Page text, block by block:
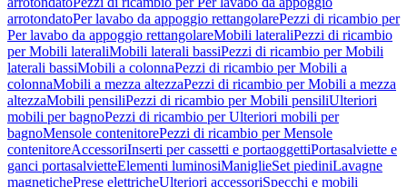
arrotondatoPer lavabo da appoggio rettangolarePezzi di ricambio per
Per lavabo da appoggio rettangolareMobili lateraliPezzi di ricambio
per Mobili lateraliMobili laterali bassiPezzi di ricambio per Mobili
laterali bassiMobili a colonnaPezzi di ricambio per Mobili a
colonnaMobili a mezza altezzaPezzi di ricambio per Mobili a mezza
altezzaMobili pensiliPezzi di ricambio per Mobili pensiliUlteriori
mobili per bagnoPezzi di ricambio per Ulteriori mobili per
bagnoMensole contenitorePezzi di ricambio per Mensole
contenitoreAccessoriInserti per cassetti e portaoggettiPortasalviette e
ganci portasalvietteElementi luminosiManiglieSet piediniLavagne
magnetichePrese elettricheUlteriori accessoriSpecchi e mobili